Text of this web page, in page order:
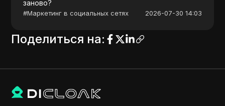
заново?
#Маркетинг в социальных сетях 2026-07-30 14:03
Поделиться на: